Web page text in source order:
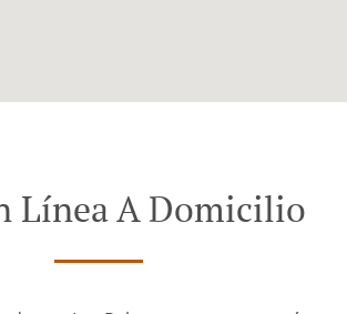
Línea A Domicilio